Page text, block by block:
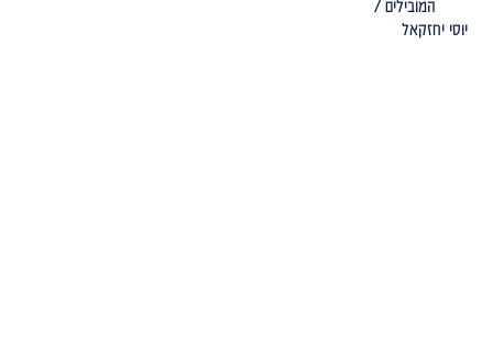
המובילים /
יוסי יחזקאל